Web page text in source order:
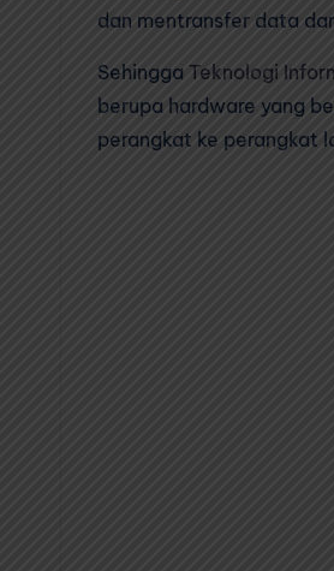
dan mentransfer data
Sehingga Teknologi
berupa hardware yang
perangkat ke perangkat